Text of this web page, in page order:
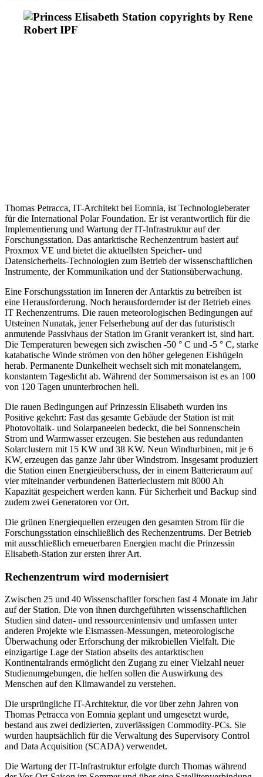
Thomas Petracca, IT-Architekt bei Eomnia, ist Technologieberater
für die International Polar Foundation. Er ist verantwortlich für die
Implementierung und Wartung der IT-Infrastruktur auf der
Forschungsstation. Das antarktische Rechenzentrum basiert auf
Proxmox VE und bietet die aktuellsten Speicher- und
Datensicherheits-Technologien zum Betrieb der wissenschaftlichen
Instrumente, der Kommunikation und der Stationsüberwachung.
Eine Forschungsstation im Inneren der Antarktis zu betreiben ist
eine Herausforderung. Noch herausfordernder ist der Betrieb eines
IT Rechenzentrums. Die rauen meteorologischen Bedingungen auf
Utsteinen Nunatak, jener Felserhebung auf der das futuristisch
anmutende Passivhaus der Station im Granit verankert ist, sind hart.
Die Temperaturen bewegen sich zwischen -50 ° C und -5 ° C, starke
katabatische Winde strömen von den höher gelegenen Eishügeln
herab. Permanente Dunkelheit wechselt sich mit monatelangem,
konstantem Tageslicht ab. Während der Sommersaison ist es an 100
von 120 Tagen ununterbrochen hell.
Die rauen Bedingungen auf Prinzessin Elisabeth wurden ins
Positive gekehrt: Fast das gesamte Gebäude der Station ist mit
Photovoltaik- und Solarpaneelen bedeckt, die bei Sonnenschein
Strom und Warmwasser erzeugen. Sie bestehen aus redundanten
Solarclustern mit 15 KW und 38 KW. Neun Windturbinen, mit je 6
KW, erzeugen das ganze Jahr über Windstrom. Insgesamt produziert
die Station einen Energieüberschuss, der in einem Batterieraum auf
vier miteinander verbundenen Batterieclustern mit 8000 Ah
Kapazität gespeichert werden kann. Für Sicherheit und Backup sind
zudem zwei Generatoren vor Ort.
Die grünen Energiequellen erzeugen den gesamten Strom für die
Forschungsstation einschließlich des Rechenzentrums. Der Betrieb
mit ausschließlich erneuerbaren Energien macht die Prinzessin
Elisabeth-Station zur ersten ihrer Art.
Rechenzentrum wird modernisiert
Zwischen 25 und 40 Wissenschaftler forschen fast 4 Monate im Jahr
auf der Station. Die von ihnen durchgeführten wissenschaftlichen
Studien sind daten- und ressourcenintensiv und umfassen unter
anderen Projekte wie Eismassen-Messungen, meteorologische
Überwachung oder Erforschung der mikrobiellen Vielfalt. Die
einzigartige Lage der Station abseits des antarktischen
Kontinentalrands ermöglicht den Zugang zu einer Vielzahl neuer
Studienumgebungen, die helfen sollen die Auswirkung des
Menschen auf den Klimawandel zu verstehen.
Die ursprüngliche IT-Architektur, die vor über zehn Jahren von
Thomas Petracca von Eomnia geplant und umgesetzt wurde,
bestand aus zwei dedizierten, zuverlässigen Commodity-PCs. Sie
wurden hauptsächlich für die Verwaltung des Supervisory Control
and Data Acquisition (SCADA) verwendet.
Die Wartung der IT-Infrastruktur erfolgte durch Thomas während